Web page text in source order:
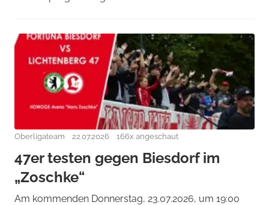
Oberligateam 22.07.2026 166x angeschaut
47er testen gegen Biesdorf im
„Zoschke“
Am kommenden Donnerstag, 23.07.2026, um 19:00